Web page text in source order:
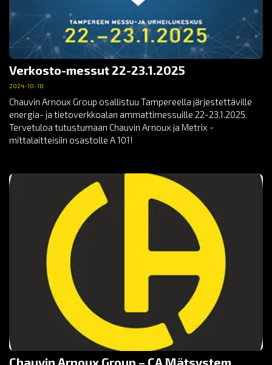
Verkosto-messut 22-23.1.2025
2024-10-18
Chauvin Arnoux Group osallistuu Tampereella järjestettäville
energia- ja tietoverkkoalan ammattimessuille 22-23.1.2025.
Tervetuloa tutustumaan Chauvin Arnoux ja Metrix -
mittalaitteisiin osastolle A 101!
Chauvin Arnoux Group – CA Mätsystem